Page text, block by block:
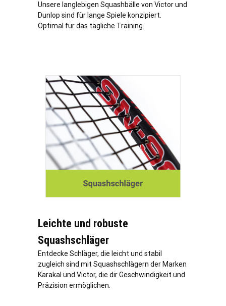
Unsere langlebigen Squashbälle von Victor und
Dunlop sind für lange Spiele konzipiert.
Optimal für das tägliche Training.
Leichte und robuste
Squashschläger
Entdecke Schläger, die leicht und stabil
zugleich sind mit Squashschlägern der Marken
Karakal und Victor, die dir Geschwindigkeit und
Präzision ermöglichen.